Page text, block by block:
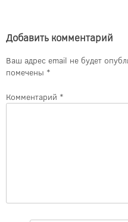
Добавить комментарий
Ваш адрес email не будет
помечены *
Комментарий *